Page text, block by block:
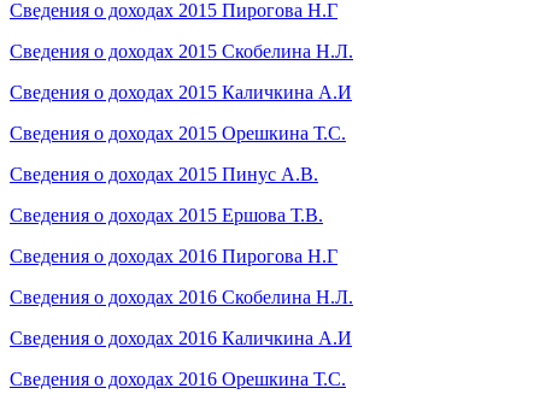
Сведения о доходах 2015 Пирогова Н.Г
Сведения о доходах 2015 Скобелина Н.Л.
Сведения о доходах 2015 Каличкина А.И
Сведения о доходах 2015 Орешкина Т.С.
Сведения о доходах 2015 Пинус А.В.
Сведения о доходах 2015 Ершова Т.В.
Сведения о доходах 2016 Пирогова Н.Г
Сведения о доходах 2016 Скобелина Н.Л.
Сведения о доходах 2016 Каличкина А.И
Сведения о доходах 2016 Орешкина Т.С.